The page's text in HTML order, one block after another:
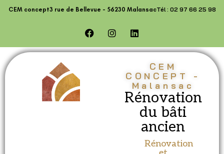
principal
CEM concept3 rue de Bellevue - 56230 MalansacTél : 02 97 66 25 98
CEM
CONCEPT -
Malansac
Rénovation
du bâti
ancien
Rénovation